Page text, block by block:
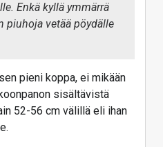
Enkä kyllä ymmärrä
piuhoja vetää pöydälle
pieni koppa, ei mikään
sisältävistä
52-56 cm välillä eli ihan